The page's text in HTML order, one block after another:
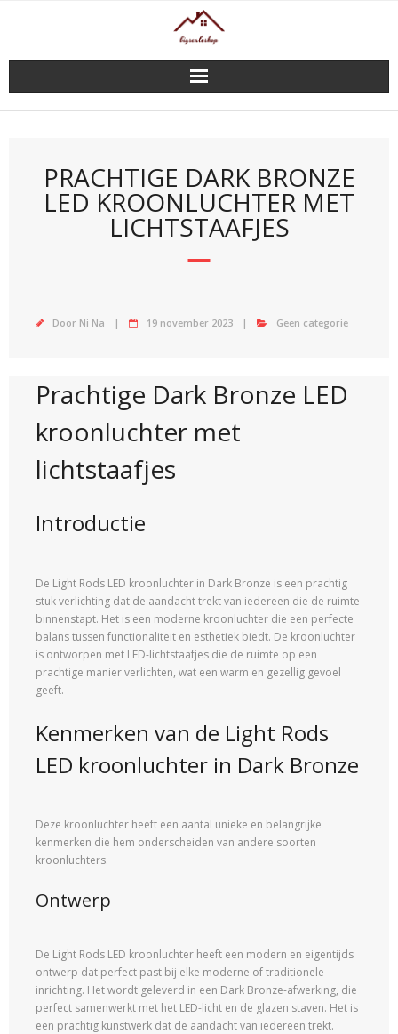
PRACHTIGE DARK BRONZE
LED KROONLUCHTER MET
LICHTSTAAFJES
Door Ni Na 19 november 2023 Geen categorie
Prachtige Dark Bronze LED
kroonluchter met
lichtstaafjes
Introductie
De Light Rods LED kroonluchter in Dark Bronze is een prachtig
stuk verlichting dat de aandacht trekt van iedereen die de ruimte
binnenstapt. Het is een moderne kroonluchter die een perfecte
balans tussen functionaliteit en esthetiek biedt. De kroonluchter
is ontworpen met LED-lichtstaafjes die de ruimte op een
prachtige manier verlichten, wat een warm en gezellig gevoel
geeft.
Kenmerken van de Light Rods
LED kroonluchter in Dark Bronze
Deze kroonluchter heeft een aantal unieke en belangrijke
kenmerken die hem onderscheiden van andere soorten
kroonluchters.
Ontwerp
De Light Rods LED kroonluchter heeft een modern en eigentijds
ontwerp dat perfect past bij elke moderne of traditionele
inrichting. Het wordt geleverd in een Dark Bronze-afwerking, die
perfect samenwerkt met het LED-licht en de glazen staven. Het is
een prachtig kunstwerk dat de aandacht van iedereen trekt.